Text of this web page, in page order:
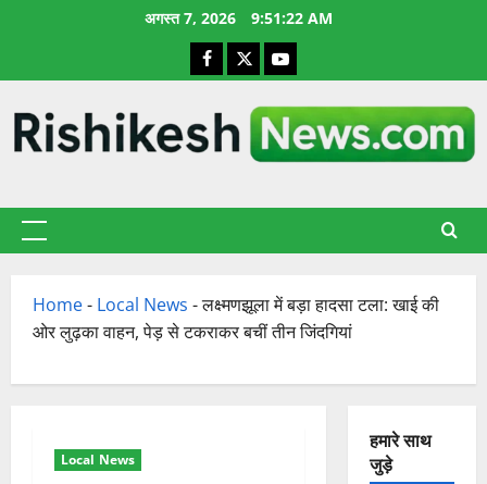
अगस्त 7, 2026 9:51:23 AM
Facebook
X YouTube
प्राथमिक
Home- Local News -लक्ष्मणझूला में बड़ा हादसा टला: खाई की
ओर लुढ़का वाहन, पेड़ से टकराकर बचीं तीन जिंदगियां
Local News
हमारे साथ
जुड़े